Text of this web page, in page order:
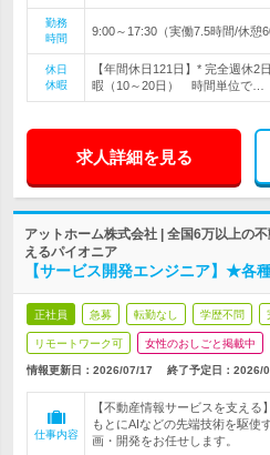
勤務
時間
9:00～17:30（実働7.5時間/休憩
休日
休暇
【年間休日121日】* 完全週休2
暇（10～20日） 時間単位で…
求人詳細を見る
アットホーム株式会社 | 全国6万以上の
えるパイオニア
【サービス開発エンジニア】★各
正社員 急募 転勤なし 学歴不問
リモートワーク可 女性のおしごと掲載中
情報更新日：2026/07/17 終了予定日： 2026/
仕事内容
【不動産情報サービスを支え
もとにAIなどの先端技術を駆使
画・開発をお任せします。